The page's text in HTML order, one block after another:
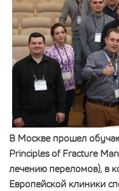
В Москве прошел
Principles of Fracture
лечению переломов), в
Европейской клиники